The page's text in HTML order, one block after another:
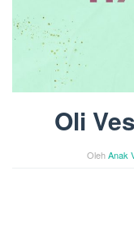
Oli
OlehAnak